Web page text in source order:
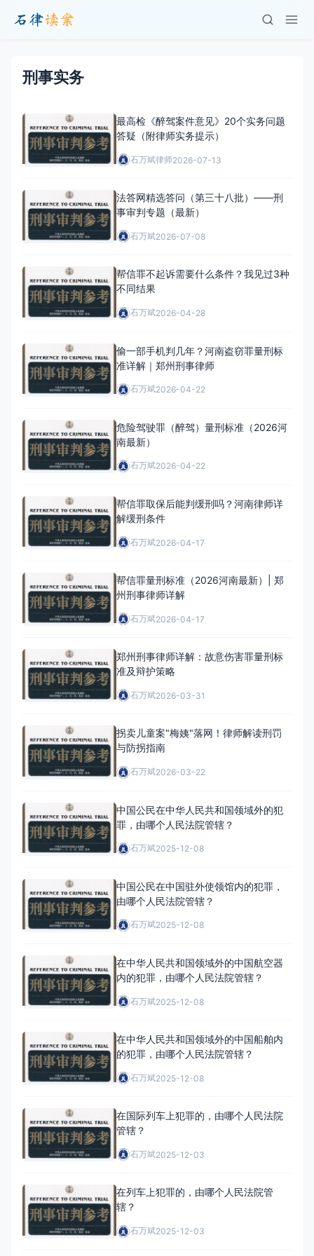
刑事实务
最高检《醉驾案件意见》20个实务问题
答疑（附律师实务提示）
石万斌律师2026-07-13
法答网精选答问（第三十八批）——刑
事审判专题（最新）
石万斌2026-07-08
帮信罪不起诉需要什么条件？我见过3种
不同结果
石万斌2026-04-28
偷一部手机判几年？河南盗窃罪量刑标
准详解｜郑州刑事律师
石万斌2026-04-22
危险驾驶罪（醉驾）量刑标准（2026河
南最新）
石万斌2026-04-22
帮信罪取保后能判缓刑吗？河南律师详
解缓刑条件
石万斌2026-04-17
帮信罪量刑标准（2026河南最新）| 郑
州刑事律师详解
石万斌2026-04-17
郑州刑事律师详解：故意伤害罪量刑标
准及辩护策略
石万斌2026-03-31
拐卖儿童案"梅姨"落网！律师解读刑罚
与防拐指南
石万斌2026-03-22
中国公民在中华人民共和国领域外的犯
罪，由哪个人民法院管辖？
石万斌2025-12-08
中国公民在中国驻外使领馆内的犯罪，
由哪个人民法院管辖？
石万斌2025-12-08
在中华人民共和国领域外的中国航空器
内的犯罪，由哪个人民法院管辖？
石万斌2025-12-08
在中华人民共和国领域外的中国船舶内
的犯罪，由哪个人民法院管辖？
石万斌2025-12-08
在国际列车上犯罪的，由哪个人民法院
管辖？
石万斌2025-12-03
在列车上犯罪的，由哪个人民法院管
辖？
石万斌2025-12-03